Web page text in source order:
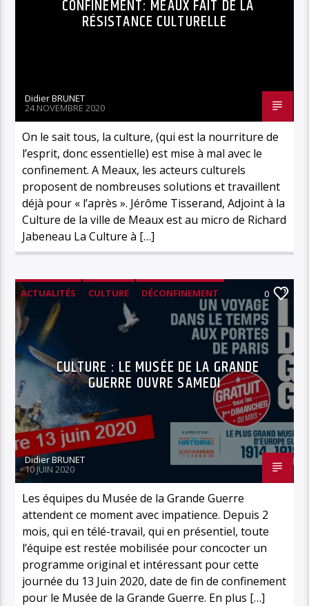
CONFINEMENT: MEAUX FAIT DE LA
RÉSISTANCE CULTURELLE
Didier BRUNET
24 NOVEMBRE 2020
On le sait tous, la culture, (qui est la nourriture de
l’esprit, donc essentielle) est mise à mal avec le
confinement. A Meaux, les acteurs culturels
proposent de nombreuses solutions et travaillent
déjà pour « l’après ». Jérôme Tisserand, Adjoint à la
Culture de la ville de Meaux est au micro de Richard
Jabeneau La Culture à […]
ACTUALITÉS CULTURE
DÉCONFINEMENT
ÉVÉNEMENTS
HISTOIRE
LOISIRS
MUSÉE DE LA GRANDE GUERRE
SPORT
TOURISME
0
CULTURE : LE MUSÉE DE LA GRANDE
GUERRE OUVRE SAMEDI
Didier BRUNET
10 JUIN 2020
Les équipes du Musée de la Grande Guerre
attendent ce moment avec impatience. Depuis 2
mois, qui en télé-travail, qui en présentiel, toute
l’équipe est restée mobilisée pour concocter un
programme original et intéressant pour cette
journée du 13 Juin 2020, date de fin de confinement
pour le Musée de la Grande Guerre. En plus […]